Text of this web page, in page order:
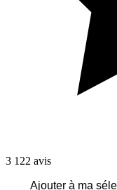
3 122 avis
Ajouter à ma